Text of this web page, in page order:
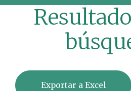
Exportar a Excel